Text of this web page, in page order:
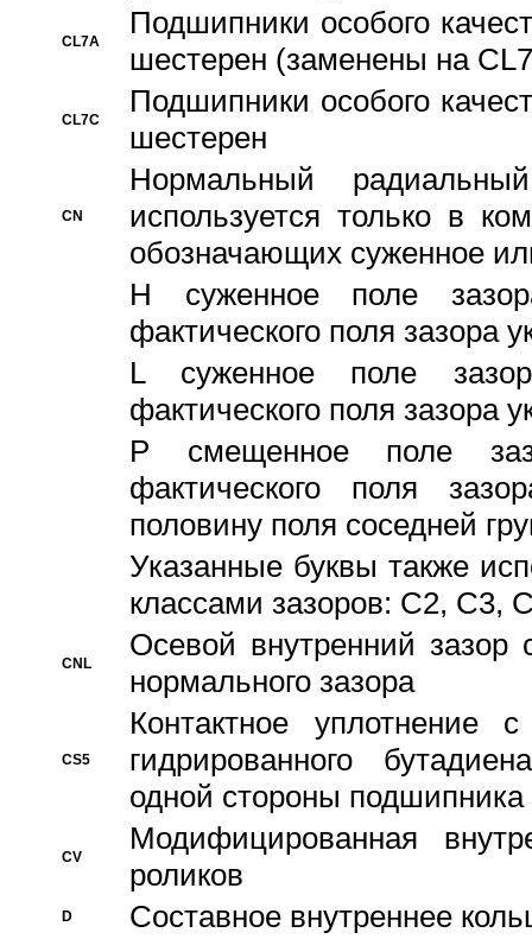
CL7A
Подшипники особого
шестерен (заменены на
CL7C
Подшипники особого
шестерен
CN
Hормальный
используется только в
обозначающих суженное
H суженное поле
фактического поля зазора
L суженное поле
фактического поля зазора
P смещенное поле
фактического поля
половину поля соседней
Указанные буквы также
классами зазоров: С2,
CNL
Осевой внутренний зазор
нормального зазора
CS5
Контактное уплотнение
гидрированного
одной стороны подшипника
CV
Модифицированная
роликов
D Составное внутреннее